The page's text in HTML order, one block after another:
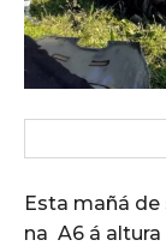
Esta mañá
na A6 á